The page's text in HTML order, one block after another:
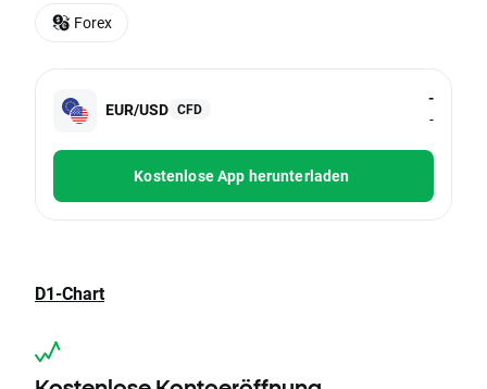
EUR/USD CFD
-
-
Kostenlose App herunterladen
D1-Chart
Forex